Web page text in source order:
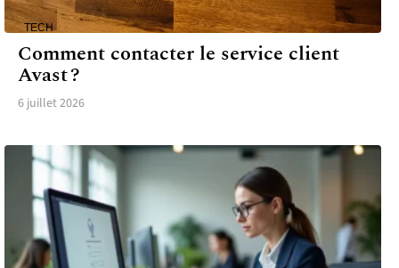
TECH
Comment contacter le service client
Avast ?
6 juillet 2026